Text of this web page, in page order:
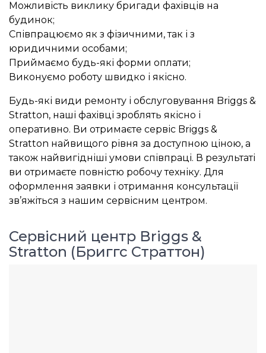
Можливість виклику бригади фахівців на
будинок;
Співпрацюємо як з фізичними, так і з
юридичними особами;
Приймаємо будь-які форми оплати;
Виконуємо роботу швидко і якісно.
Будь-які види ремонту і обслуговування Briggs &
Stratton, наші фахівці зроблять якісно і
оперативно. Ви отримаєте сервіс Briggs &
Stratton найвищого рівня за доступною ціною, а
також найвигідніші умови співпраці. В результаті
ви отримаєте повністю робочу техніку. Для
оформлення заявки і отримання консультації
зв’яжіться з нашим сервісним центром.
Сервісний центр Briggs &
Stratton (Бриггс Страттон)